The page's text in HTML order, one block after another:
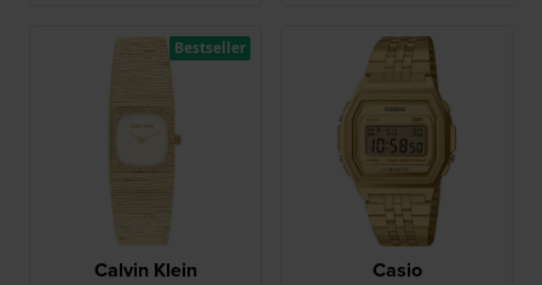
Calvin Klein
Bestseller
Casio